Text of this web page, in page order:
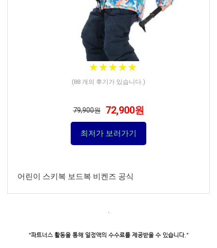
★★★★★
★★★★★
(88 개의 후기가 있습니다.)
79,900원 72,900원
최저가 보러가기
어린이 스키복 보드복 비켄즈 공식
.